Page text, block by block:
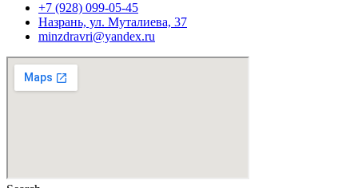
+7 (928) 099-05-45
Назрань, ул. Муталиева, 37
minzdravri@yandex.ru